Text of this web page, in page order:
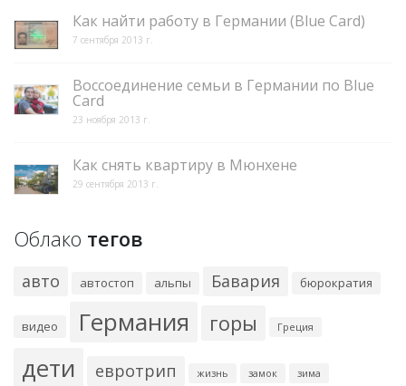
Как найти работу в Германии (Blue Card)
7 сентября 2013 г.
Воссоединение семьи в Германии по Blue
Card
23 ноября 2013 г.
Как снять квартиру в Мюнхене
29 сентября 2013 г.
Облако тегов
авто автостоп альпы Бавария бюрократия
видео Германия горы Греция
дети евротрип жизнь замок зима